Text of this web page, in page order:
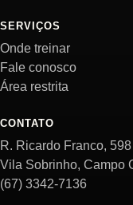
SERVIÇOS
Onde treinar
Fale conosco
Área restrita
CONTATO
R. Ricardo Franco, 598
Vila Sobrinho, Campo
(67) 3342-7136